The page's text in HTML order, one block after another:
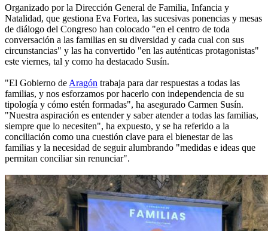
Organizado por la Dirección General de Familia, Infancia y
Natalidad, que gestiona Eva Fortea, las sucesivas ponencias y mesas
de diálogo del Congreso han colocado "en el centro de toda
conversación a las familias en su diversidad y cada cual con sus
circunstancias" y las ha convertido "en las auténticas protagonistas"
este viernes, tal y como ha destacado Susín.
"El Gobierno de Aragón trabaja para dar respuestas a todas las
familias, y nos esforzamos por hacerlo con independencia de su
tipología y cómo estén formadas", ha asegurado Carmen Susín.
"Nuestra aspiración es entender y saber atender a todas las familias,
siempre que lo necesiten", ha expuesto, y se ha referido a la
conciliación como una cuestión clave para el bienestar de las
familias y la necesidad de seguir alumbrando "medidas e ideas que
permitan conciliar sin renunciar".